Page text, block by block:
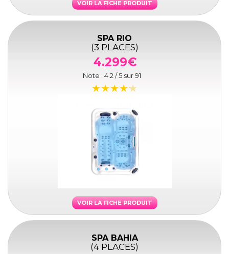
VOIR LA FICHE PRODUIT
SPA RIO
(3 PLACES)
4.299€
Note : 4.2 / 5 sur91
VOIR LA FICHE PRODUIT
SPA BAHIA
(4 PLACES)